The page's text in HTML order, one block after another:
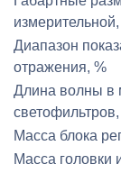
Диапазон
отражения, %
Длина волны в
Масса блока
Масса головки